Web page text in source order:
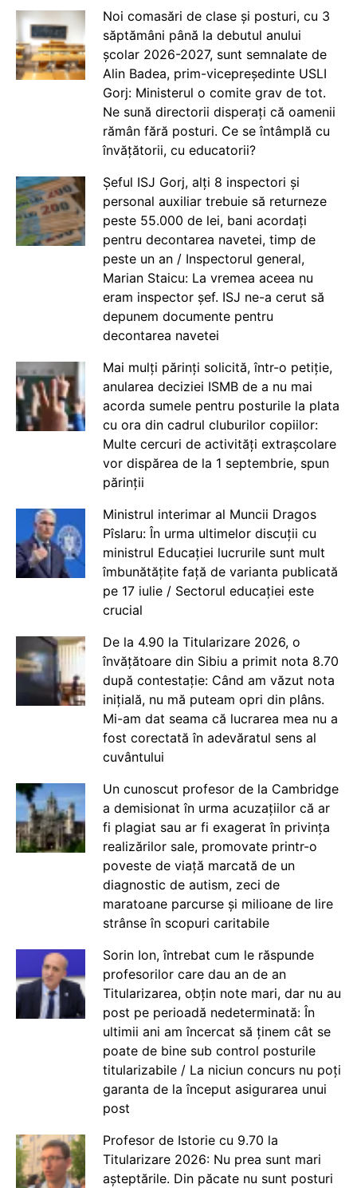
Noi comasări de clase și posturi, cu 3
săptămâni până la debutul anului
școlar 2026-2027, sunt semnalate de
Alin Badea, prim-vicepreședinte USLI
Gorj: Ministerul o comite grav de tot.
Ne sună directorii disperați că oamenii
rămân fără posturi. Ce se întâmplă cu
învățătorii, cu educatorii?
Șeful ISJ Gorj, alți 8 inspectori și
personal auxiliar trebuie să returneze
peste 55.000 de lei, bani acordați
pentru decontarea navetei, timp de
peste un an / Inspectorul general,
Marian Staicu: La vremea aceea nu
eram inspector șef. ISJ ne-a cerut să
depunem documente pentru
decontarea navetei
Mai mulți părinți solicită, într-o petiție,
anularea deciziei ISMB de a nu mai
acorda sumele pentru posturile la plata
cu ora din cadrul cluburilor copiilor:
Multe cercuri de activități extrașcolare
vor dispărea de la 1 septembrie, spun
părinții
Ministrul interimar al Muncii Dragos
Pîslaru: În urma ultimelor discuții cu
ministrul Educației lucrurile sunt mult
îmbunătățite față de varianta publicată
pe 17 iulie / Sectorul educației este
crucial
De la 4.90 la Titularizare 2026, o
învățătoare din Sibiu a primit nota 8.70
după contestație: Când am văzut nota
inițială, nu mă puteam opri din plâns.
Mi-am dat seama că lucrarea mea nu a
fost corectată în adevăratul sens al
cuvântului
Un cunoscut profesor de la Cambridge
a demisionat în urma acuzațiilor că ar
fi plagiat sau ar fi exagerat în privința
realizărilor sale, promovate printr-o
poveste de viață marcată de un
diagnostic de autism, zeci de
maratoane parcurse și milioane de lire
strânse în scopuri caritabile
Sorin Ion, întrebat cum le răspunde
profesorilor care dau an de an
Titularizarea, obțin note mari, dar nu au
post pe perioadă nedeterminată: În
ultimii ani am încercat să ținem cât se
poate de bine sub control posturile
titularizabile / La niciun concurs nu poți
garanta de la început asigurarea unui
post
Profesor de Istorie cu 9.70 la
Titularizare 2026: Nu prea sunt mari
așteptările. Din păcate nu sunt posturi